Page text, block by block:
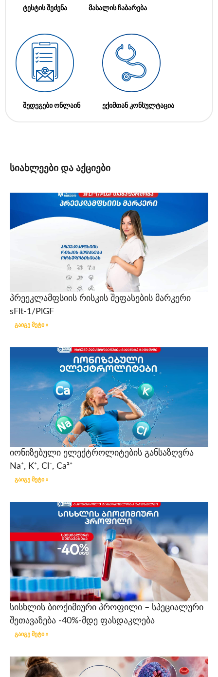
ტესტის შეძენა მასალის ჩაბარება
შედეგები ონლაინ ექიმთან კონსულტაცია
სიახლეები და აქციები
პრეეკლამფსიის რისკის შეფასების მარკერი
sFlt-1/PlGF
გაიგე მეტი »
იონიზებული ელექტროლიტების განსაზღვრა
Na⁺, K⁺, Cl⁻, Ca²⁺
გაიგე მეტი »
სისხლის ბიოქიმიური პროფილი – სპეციალური
შეთავაზება -40%-მდე ფასდაკლება
გაიგე მეტი »